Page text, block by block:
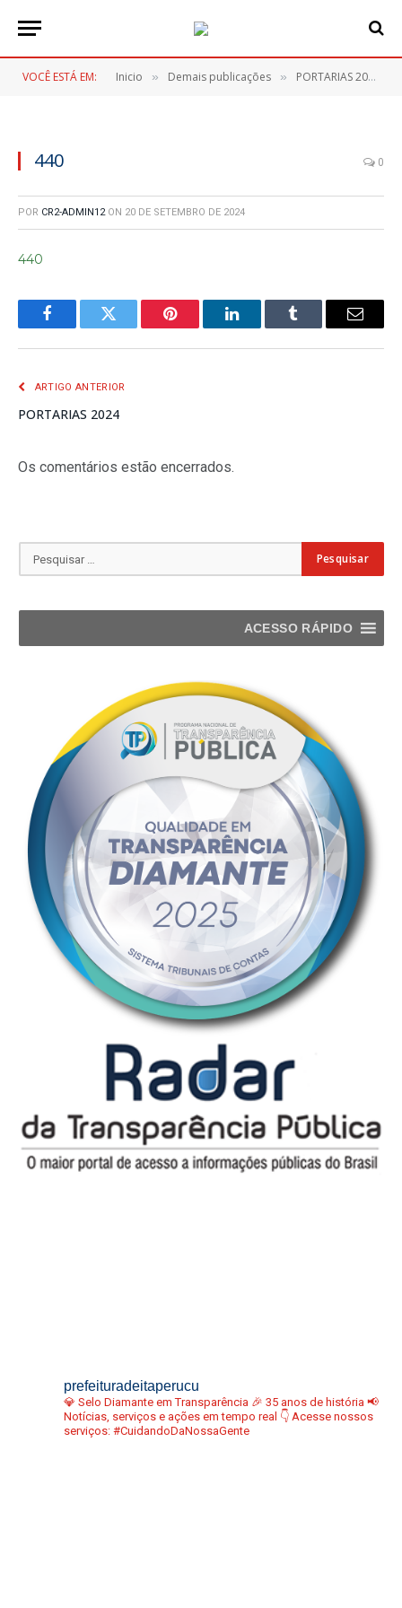
VOCÊ ESTÁ EM: Inicio » Demais publicações » PORTARIAS 2024
440 0
POR CR2-ADMIN12 ON 20 DE SETEMBRO DE 2024
440
FacebookTwitter Pinterest LinkedInTumblr
E-
ARTIGO ANTERIOR
PORTARIAS 2024
Os comentários estão encerrados.
ACESSO RÁPIDO
prefeituradeitaperucu
💎 Selo Diamante em Transparência 🎉 35 anos de história 📢
Notícias, serviços e ações em tempo real 👇 Acesse nossos
serviços: #CuidandoDaNossaGente